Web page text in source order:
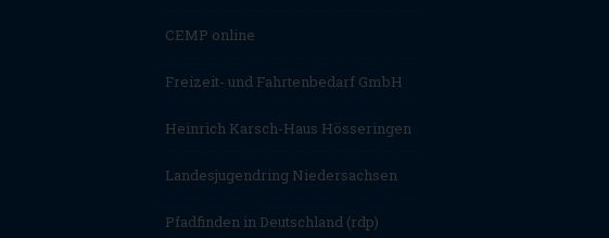
CEMP online
Freizeit- und Fahrtenbedarf GmbH
Heinrich Karsch-Haus Hösseringen
Landesjugendring Niedersachsen
Pfadfinden in Deutschland (rdp)